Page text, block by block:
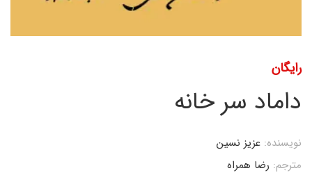
رایگان
داماد سر خانه
نویسنده: عزیز نسین
مترجم: رضا همراه